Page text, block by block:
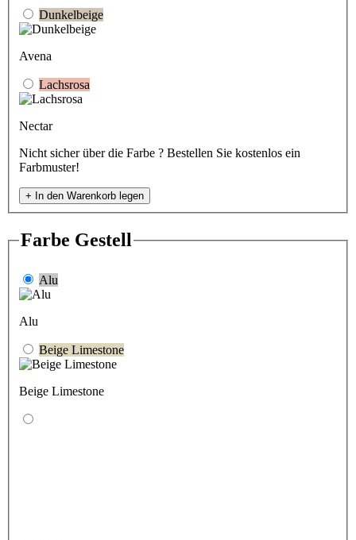
Dunkelbeige
Avena
Lachsrosa
Nectar
Nicht sicher über die Farbe ? Bestellen Sie kostenlos ein
Farbmuster!
+ In den Warenkorb legen
Farbe Gestell
Alu
Alu
Beige Limestone
Beige Limestone